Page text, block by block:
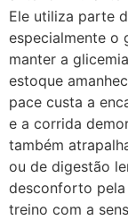
Ele utiliza parte
especialmente o
manter a
estoque
pace custa a
e a corrida
também
ou de digestão
desconforto pela
treino com a